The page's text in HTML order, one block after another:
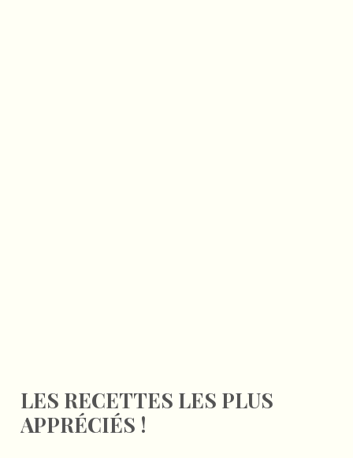
LES RECETTES LES PLUS
APPRÉCIÉS !